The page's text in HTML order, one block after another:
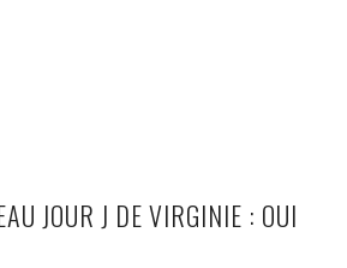
JOUR J DE VIRGINIE : OUI